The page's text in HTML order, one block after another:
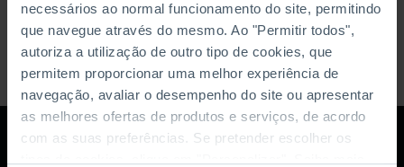
necessários ao normal funcionamento do site, permitindo
que navegue através do mesmo. Ao "Permitir todos",
autoriza a utilização de outro tipo de cookies, que
permitem proporcionar uma melhor experiência de
navegação, avaliar o desempenho do site ou apresentar
as melhores ofertas de produtos e serviços, de acordo
com as suas preferências. Se pretender escolher os